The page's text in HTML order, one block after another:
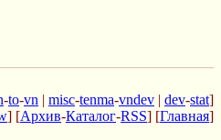
-to-vn | misc-tenma-vndev | dev-stat]
] [Архив-Каталог-RSS] [Главная]